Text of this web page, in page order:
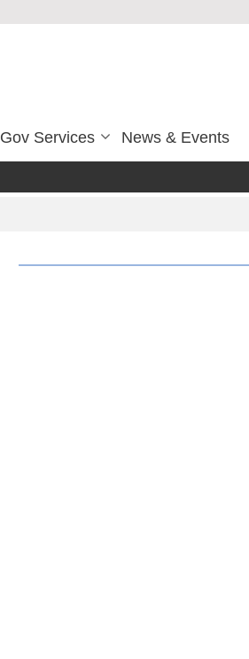
Services News & Events